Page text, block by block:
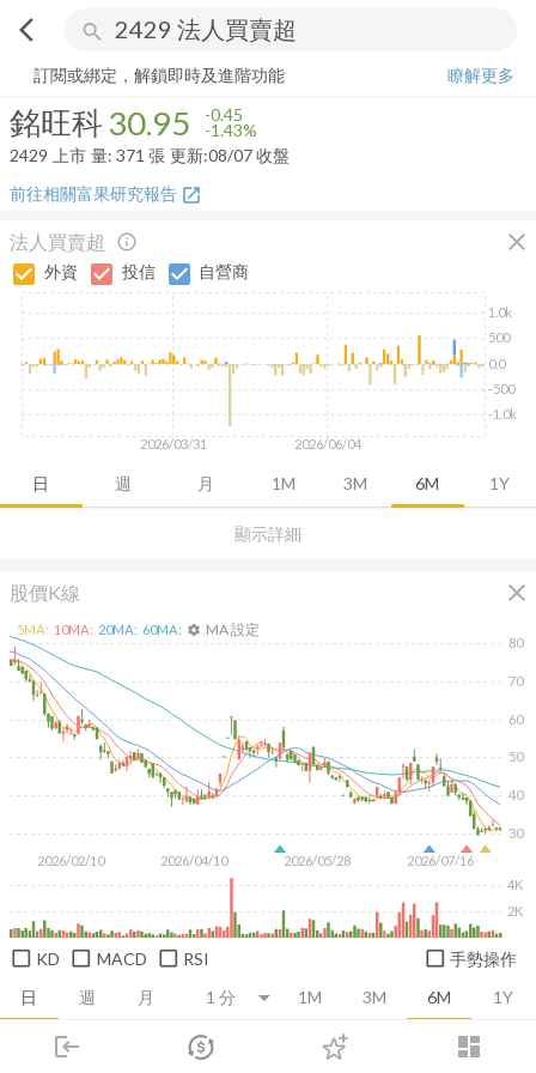
arrow_back_ios search
login dashboard
市場 登入
銘旺科 30.95 -1.43%
訂閱或綁定，解鎖即時及進階功能
瞭解更多
銘旺科 30.95 -0.45
-1.43%
2429
上市 量: 371 張 更新:08/07 收盤
前往相關富果研究報告 open_in_new
法人買賣超 close
顯示詳細
info_outline
日 週 月 1M 3M 6M 1Y
外資 投信 自營商
2026/03/31 2026/06/04
-1.0k
-500
0.0
500
1.0k
股價K線 close
日 週 月 1M 3M 6M 1Y
2026/02/10 2026/04/10 2026/05/28 2026/07/16
30
40
50
60
70
80
2K
4K
5MA: 10MA: 20MA: 60MA: settings MA 設定
KD MACD RSI 手勢操作
推薦卡片 消息面 財務報